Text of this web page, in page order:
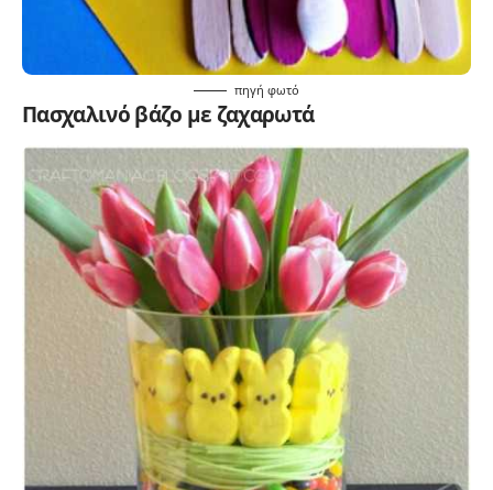
πηγή φωτό
Πασχαλινό βάζο με ζαχαρωτά